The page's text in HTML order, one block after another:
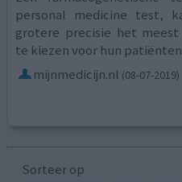
personal medicine test,
grotere precisie het
te kiezen voor hun
mijnmedicijn.nl (08-07-2019)
Sorteer op